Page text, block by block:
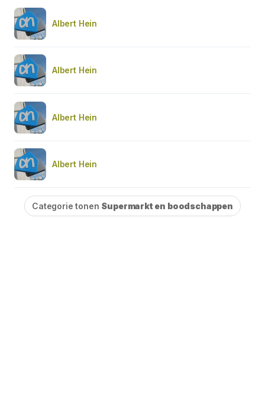
Albert Hein
Albert Hein
Albert Hein
Albert Hein
Categorie tonen Supermarkt en boodschappen